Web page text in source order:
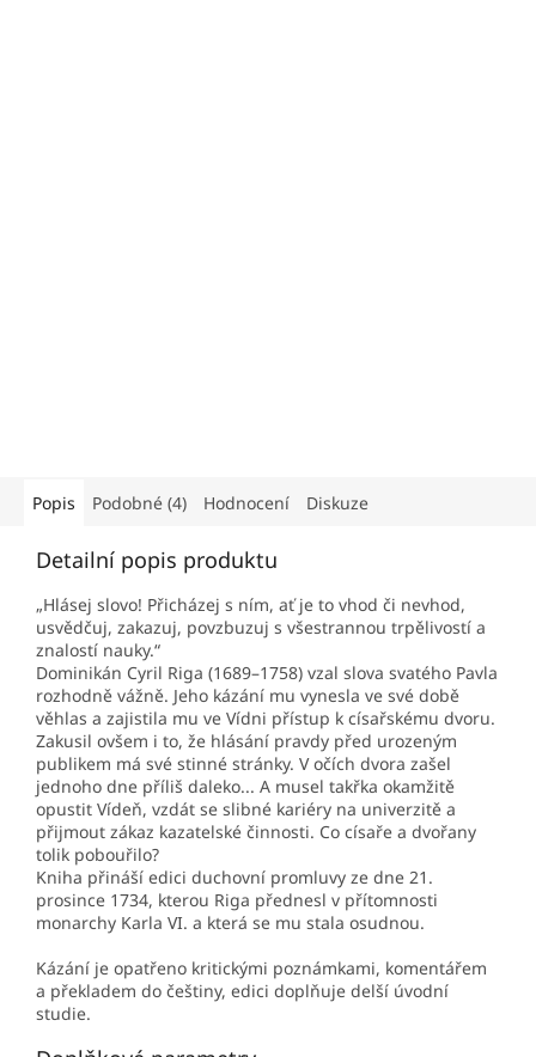
Popis Podobné (4) Hodnocení Diskuze
Detailní popis produktu
„Hlásej slovo! Přicházej s ním, ať je to vhod či nevhod,
usvědčuj, zakazuj, povzbuzuj s všestrannou trpělivostí a
znalostí nauky.“
Dominikán Cyril Riga (1689–1758) vzal slova svatého Pavla
rozhodně vážně. Jeho kázání mu vynesla ve své době
věhlas a zajistila mu ve Vídni přístup k císařskému dvoru.
Zakusil ovšem i to, že hlásání pravdy před urozeným
publikem má své stinné stránky. V očích dvora zašel
jednoho dne příliš daleko... A musel takřka okamžitě
opustit Vídeň, vzdát se slibné kariéry na univerzitě a
přijmout zákaz kazatelské činnosti. Co císaře a dvořany
tolik pobouřilo?
Kniha přináší edici duchovní promluvy ze dne 21.
prosince 1734, kterou Riga přednesl v přítomnosti
monarchy Karla VI. a která se mu stala osudnou.
Kázání je opatřeno kritickými poznámkami, komentářem
a překladem do češtiny, edici doplňuje delší úvodní
studie.